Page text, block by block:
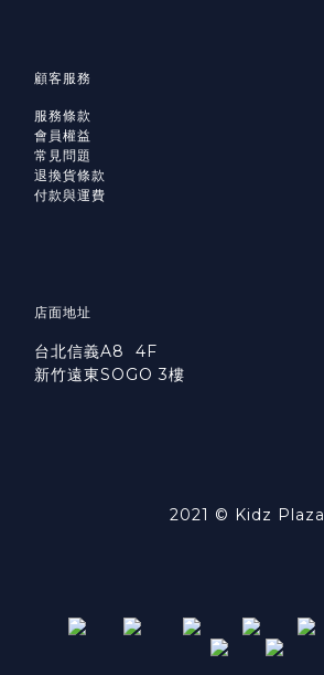
顧客服務
服務條款
會員權益
常見問題
退換貨條款
付款與運費
店面地址
台北信義A8 4F
新竹遠東SOGO 3樓
2021 © Kidz Plaza